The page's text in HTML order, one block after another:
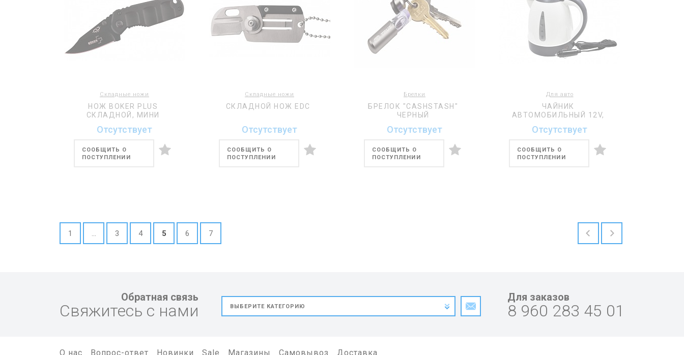
Складные ножи
НОЖ BOKER PLUS
СКЛАДНОЙ, МИНИ
Отсутствует
СООБЩИТЬ О
ПОСТУПЛЕНИИ
Складные ножи
СКЛАДНОЙ НОЖ EDC
Отсутствует
СООБЩИТЬ О
ПОСТУПЛЕНИИ
Брелки
БРЕЛОК "CASHSTASH"
ЧЕРНЫЙ
Отсутствует
СООБЩИТЬ О
ПОСТУПЛЕНИИ
Для авто
ЧАЙНИК
АВТОМОБИЛЬНЫЙ 12V,
Отсутствует
СООБЩИТЬ О
ПОСТУПЛЕНИИ
1 ... 3 4 5 6 7
Обратная связь
Свяжитесь с нами
Для заказов
8 960 283 45 01
О нас Вопрос-ответ Новинки Sale Магазины Самовывоз Доставка